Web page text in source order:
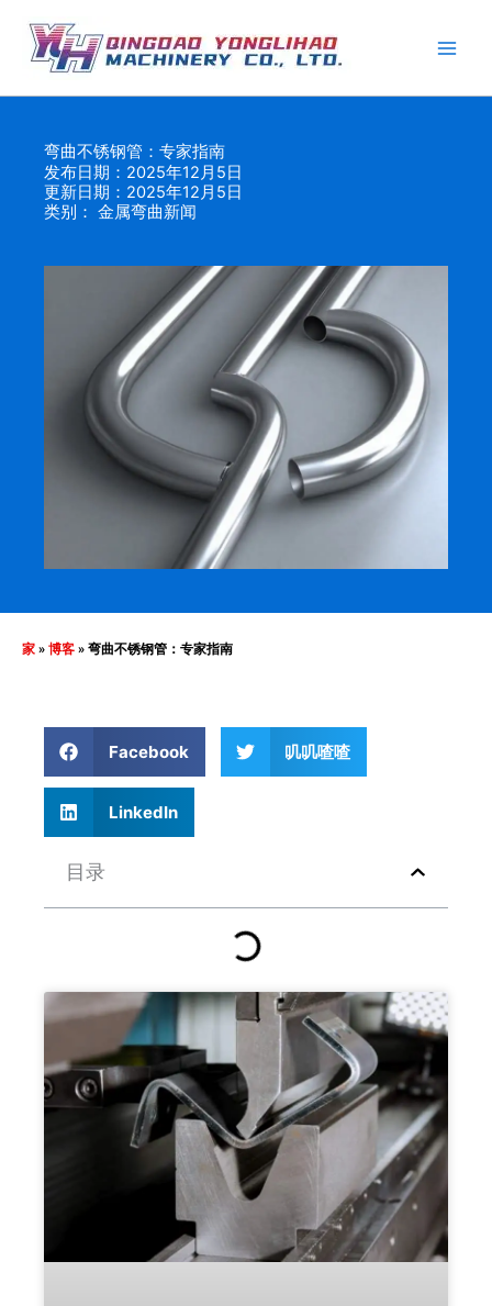
容
弯曲不锈钢管：专家指南
发布日期：2025年12月5日
更新日期：2025年12月5日
类别： 金属弯曲新闻
家»博客»弯曲不锈钢管：专家指南
Facebook 叽叽喳喳
LinkedIn
目录